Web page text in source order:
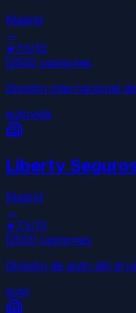
Madrid
→
★7.5/10
2500 opiniones
División internacional
autovida
Liberty
Madrid
→
★7.5/10
2500 opiniones
División de auto del
auto